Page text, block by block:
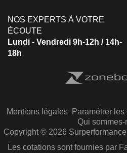
NOS EXPERTS À VOTRE
ÉCOUTE
Lundi - Vendredi 9h-12h / 14h-
18h
Mentions légales Paramétrer les
Qui sommes-
Copyright © 2026
Les cotations sont fournies par